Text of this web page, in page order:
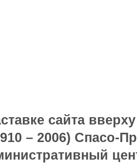
сайта
– 2006) Спасо-